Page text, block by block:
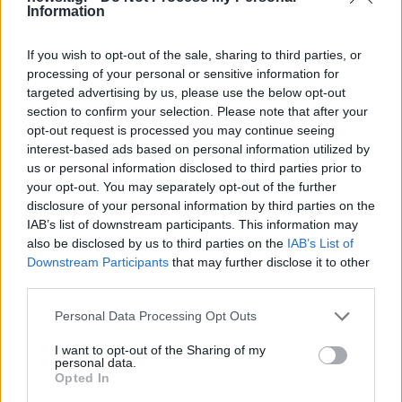
Information
If you wish to opt-out of the sale, sharing to third parties, or
processing of your personal or sensitive information for
targeted advertising by us, please use the below opt-out
section to confirm your selection. Please note that after your
opt-out request is processed you may continue seeing
interest-based ads based on personal information utilized by
us or personal information disclosed to third parties prior to
your opt-out. You may separately opt-out of the further
disclosure of your personal information by third parties on the
IAB’s list of downstream participants. This information may
also be disclosed by us to third parties on the IAB’s List of
Downstream Participants that may further disclose it to other
Please note that this website/app uses one or more Google
not limited to your visit or usage behaviour. You may click to
grant or deny consent to Google and its third-party tags to
use your data for below specified purposes in below Google
Personal Data Processing Opt Outs
I want to opt-out of the Sharing of my
personal data.
Opted In
ΦΕΚ Β΄ 75 22.01.2009).
– Οριοθέτηση ζωνών Προστασίας και
Επιτήρησης γύρω από τη μολυσμένη εκτροφή.
– Μέτρα στις ανωτέρω ζώνες.
– Μέτρα στην μολυσμένη εκμετάλλευση.
– Μέτρα στην Περιφερειακή Ενότητα Σερρών.
– Διεξαγωγή επιδημιολογικής έρευνας.
Επισημαίνεται ότι ο ιός της Αφρικανικής
Πανώλης του χοίρου
δεν μεταδίδεται στον